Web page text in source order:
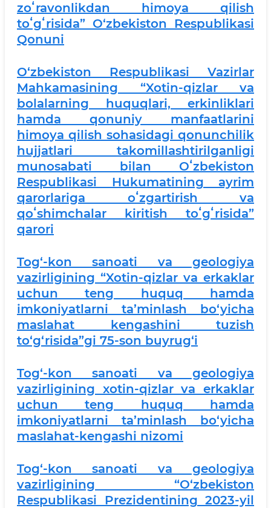
zoʻravonlikdan himoya qilish
toʻgʻrisida” O‘zbekiston Respublikasi
Qonuni
O‘zbekiston Respublikasi Vazirlar
Mahkamasining “Xotin-qizlar va
bolalarning huquqlari, erkinliklari
hamda qonuniy manfaatlarini
himoya qilish sohasidagi qonunchilik
hujjatlari takomillashtirilganligi
munosabati bilan Oʻzbekiston
Respublikasi Hukumatining ayrim
qarorlariga oʻzgartirish va
qoʻshimchalar kiritish toʻgʻrisida”
qarori
Tog‘-kon sanoati va geologiya
vazirligining “Xotin-qizlar va erkaklar
uchun teng huquq hamda
imkoniyatlarni ta’minlash bo‘yicha
maslahat kengashini tuzish
to‘g‘risida”gi 75-son buyrug‘i
Tog‘-kon sanoati va geologiya
vazirligining xotin-qizlar va erkaklar
uchun teng huquq hamda
imkoniyatlarni ta’minlash bo‘yicha
maslahat-kengashi nizomi
Tog‘-kon sanoati va geologiya
vazirligining “O‘zbekiston
Respublikasi Prezidentining 2023-yil